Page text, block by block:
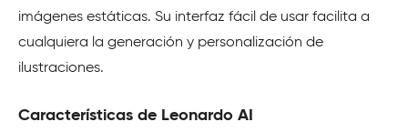
imágenes estáticas. Su interfaz fácil de usar facilita a
cualquiera la generación y personalización de
ilustraciones.
Características de Leonardo AI